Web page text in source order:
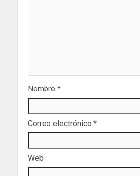
Nombre *
Correo electrónico *
Web